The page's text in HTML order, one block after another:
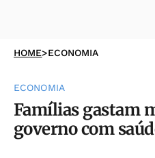
HOME>ECONOMIA
ECONOMIA
Famílias gastam
governo com